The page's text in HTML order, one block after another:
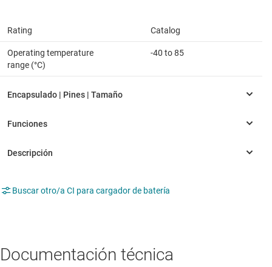
Rating Catalog
Operating temperature
range (°C)
-40 to 85
Buscar otro/a CI para cargador de batería
Documentación técnica